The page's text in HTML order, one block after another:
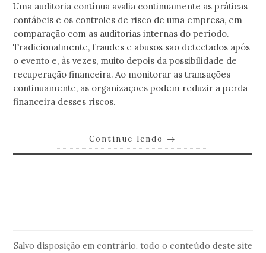
Uma auditoria contínua avalia continuamente as práticas
contábeis e os controles de risco de uma empresa, em
comparação com as auditorias internas do período.
Tradicionalmente, fraudes e abusos são detectados após
o evento e, às vezes, muito depois da possibilidade de
recuperação financeira. Ao monitorar as transações
continuamente, as organizações podem reduzir a perda
financeira desses riscos.
Continue lendo →
Salvo disposição em contrário, todo o conteúdo deste site